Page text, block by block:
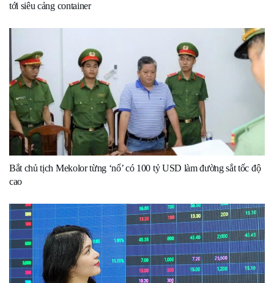
tới siêu cảng container
Bắt chủ tịch Mekolor từng ‘nổ’ có 100 tỷ USD làm đường sắt tốc độ
cao